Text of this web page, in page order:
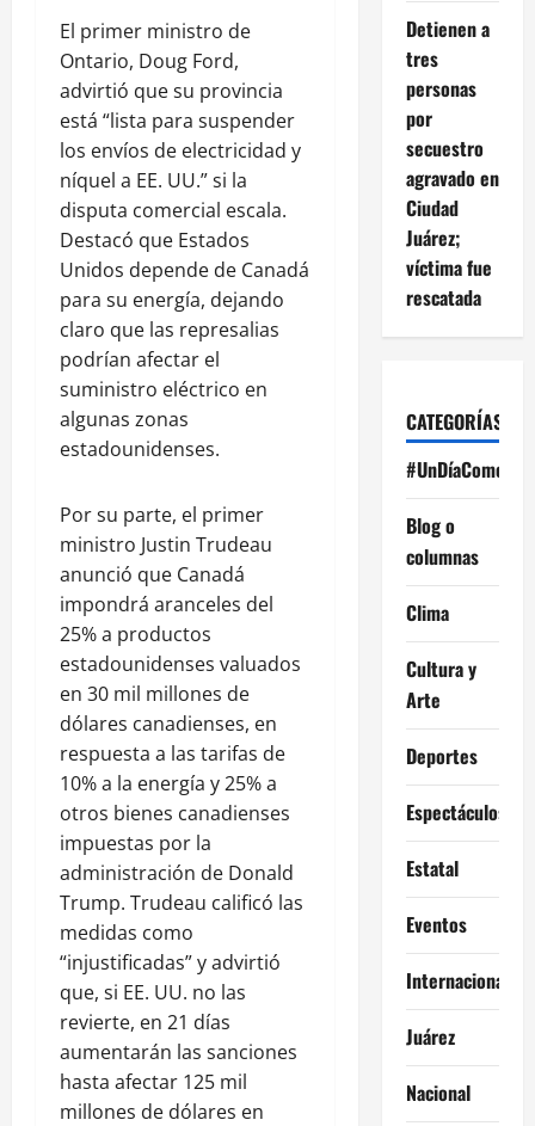
El primer ministro de
Ontario, Doug Ford,
advirtió que su provincia
está “lista para suspender
los envíos de electricidad y
níquel a EE. UU.” si la
disputa comercial escala.
Destacó que Estados
Unidos depende de Canadá
para su energía, dejando
claro que las represalias
podrían afectar el
suministro eléctrico en
algunas zonas
estadounidenses.
Por su parte, el primer
ministro Justin Trudeau
anunció que Canadá
impondrá aranceles del
25% a productos
estadounidenses valuados
en 30 mil millones de
dólares canadienses, en
respuesta a las tarifas de
10% a la energía y 25% a
otros bienes canadienses
impuestas por la
administración de Donald
Trump. Trudeau calificó las
medidas como
“injustificadas” y advirtió
que, si EE. UU. no las
revierte, en 21 días
aumentarán las sanciones
hasta afectar 125 mil
millones de dólares en
Detienen a
tres
personas
por
secuestro
agravado en
Ciudad
Juárez;
víctima fue
rescatada
CATEGORÍAS
#UnDíaComoHoy
Blog o
columnas
Clima
Cultura y
Arte
Deportes
Espectáculos
Estatal
Eventos
Internacional
Juárez
Nacional